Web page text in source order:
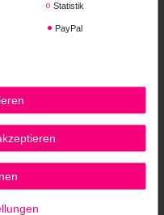
Statistik
PayPal